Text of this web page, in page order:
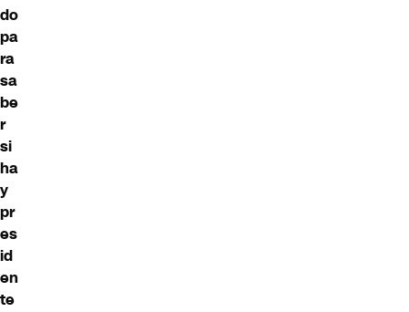
do
pa
ra
sa
be
r
si
ha
y
pr
es
id
en
te